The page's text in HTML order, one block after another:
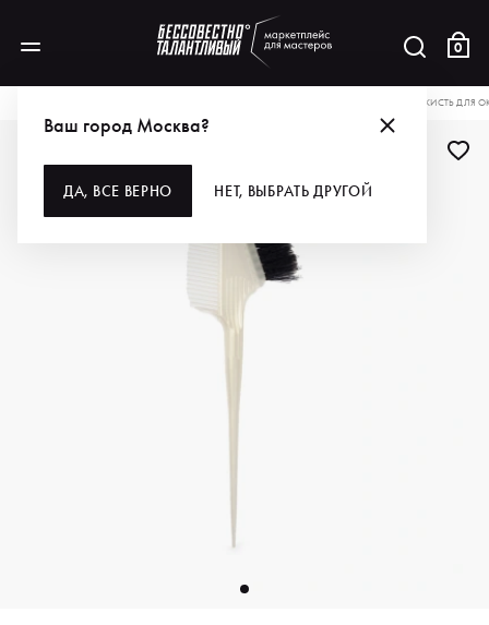
0
Ваш город Москва?
ДА, ВСЕ ВЕРНО НЕТ, ВЫБРАТЬ ДРУГОЙ
DEWAL PRO КИСТЬ